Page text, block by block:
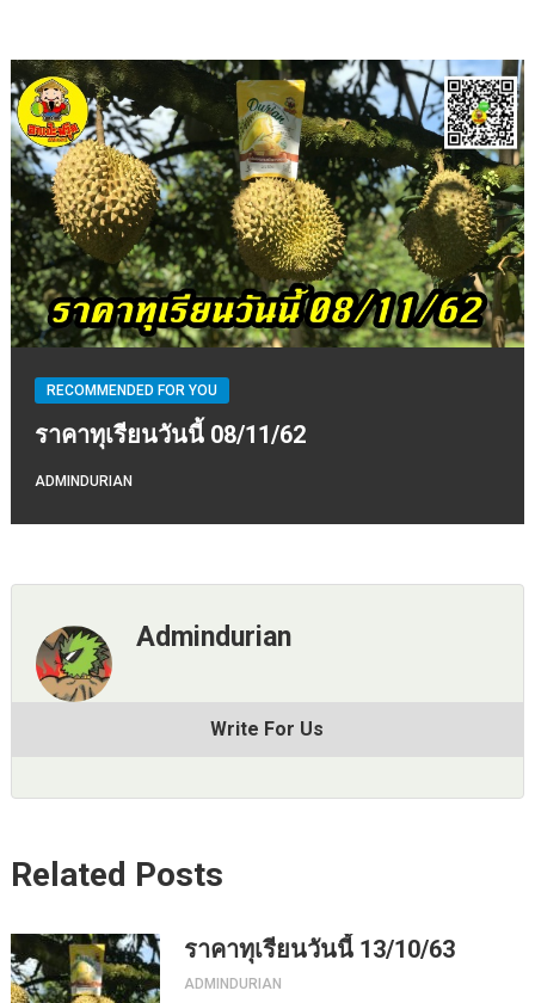
RECOMMENDED FOR YOU
ราคาทุเรียนวันนี้ 08/11/62
ADMINDURIAN
Admindurian
Write For Us
Related Posts
ราคาทุเรียนวันนี้ 13/10/63
ADMINDURIAN